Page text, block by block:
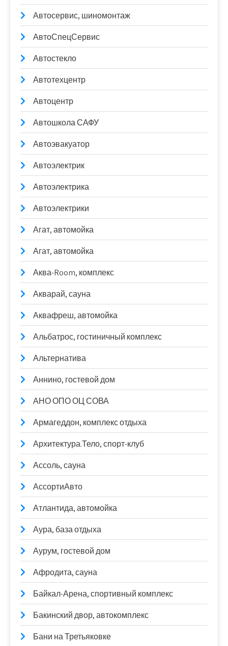
Автосервис, шиномонтаж
АвтоСпецСервис
Автостекло
Автотехцентр
Автоцентр
Автошкола САФУ
Автоэвакуатор
Автоэлектрик
Автоэлектрика
Автоэлектрики
Агат, автомойка
Агат, автомойка
Аква-Room, комплекс
Акварай, сауна
Аквафреш, автомойка
Альбатрос, гостиничный комплекс
Альтернатива
Аннино, гостевой дом
АНО ОПО ОЦ СОВА
Армагеддон, комплекс отдыха
Архитектура.Тело, спорт-клуб
Ассоль, сауна
АссортиАвто
Атлантида, автомойка
Аура, база отдыха
Аурум, гостевой дом
Афродита, сауна
Байкал-Арена, спортивный комплекс
Бакинский двор, автокомплекс
Бани на Третьяковке